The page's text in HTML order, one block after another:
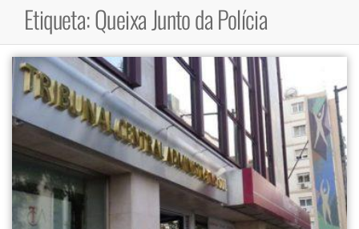
Etiqueta:Queixa Junto da Polícia